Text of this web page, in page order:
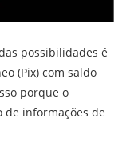
possibilidades é
(Pix) com saldo
porque o
informações de